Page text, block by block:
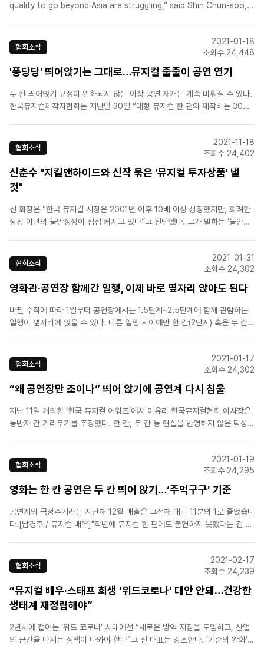
quality to go beyond Asia are struggling,” said Shin Chun-soo,
협회소식
2021-01-18
조회수 24,448
'퐁당당' 띄어앉기는 그대로…뮤지컬 줄줄이 공연 연기
두 칸 띄어앉기 규정이 완화되지 않는 이상 공연 재개는 계속 미뤄질 수 있다.
한국뮤지컬제작자협회는 지난달 30일 “대형 뮤지컬 한 편의 제작비는 30억
있는 객석이 30%이고, 그나마 다 판매되지 않기 때..
협회소식
2021-11-18
조회수 24,402
신춘수 "지킬앤하이드와 신작 묶은 '뮤지컬 투자상품' 낼
것"
신 회장은 “한국 뮤지컬 시장은 2001년 이후 10배 이상 성장했지만, 화려한
성장 이면의 불안정성이 점점 커지고 있다”고 진단했다. 그가 말하는 ‘불안정
유치에 실패해 프로듀서..
협회소식
2021-01-31
조회수 24,302
영화관·공연장 함께간 일행, 이제 바로 옆자리 앉아도 된다
바뀐 수칙에 따라 1일부터 공연장에서는 1.5단계~2.5단계에 함께 관람하는
일행이 옆자리에 앉을 수 있다. 다른 일행 사이에만 한 칸(2단계) 혹은 두 칸
장ㆍ영화관 음식물 섭취 금지 수..
협회소식
2021-01-17
조회수 24,302
“왜 공연장만 조이나” 띄어 앉기에 공연계 다시 침울
지난 11일 개최한 ‘한국 뮤지컬 어워즈’에서 이유리 한국뮤지컬협회 이사장은
동반자 간 거리두기를 주장했다. 한 칸, 두 칸 등 현실을 반영하지 않은 탁상행
좌석이 아닌 한 좌석 띄어앉기..
협회소식
2021-01-19
조회수 24,295
영화는 한 칸 공연은 두 칸 띄어 앉기…‘주먹구구’ 기준
공연계의 극성수기라는 지난해 12월 매출은 그전해 대비 11분의 1로 줄었습니
다.[남경주 / 뮤지컬 배우]"작년에 뮤지컬 한 편에도 출연하지 못했다는 건 사
회 추진위원장]"동반자 간 거리, 함께..
협회소식
2021-02-17
조회수 24,239
“뮤지컬 배우·스태프 희생 ‘위드코로나’ 대안 안돼…건강한
생태계 재정립해야”
2년차에 접어든 ‘위드 코로나’ 시대에선 “새로운 방역 지침을 도입하고, 산업
의 근간을 다지는 정책이 나와야 한다”고 신 대표는 강조한다. ‘기준의 완화’와